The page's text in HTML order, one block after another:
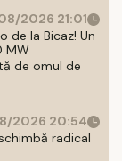
2026 21:01
de la Bicaz! Un
MW
de omul de
2026 20:54
radical